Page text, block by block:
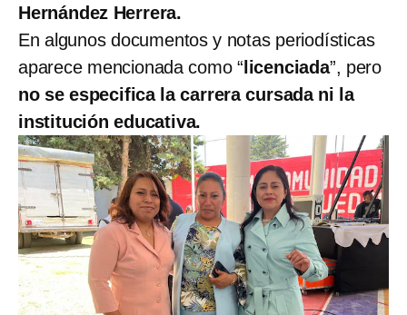
Hernández Herrera.
En algunos documentos y notas periodísticas
aparece mencionada como “ licenciada”, pero
no se especifica la carrera cursada ni la
institución educativa.